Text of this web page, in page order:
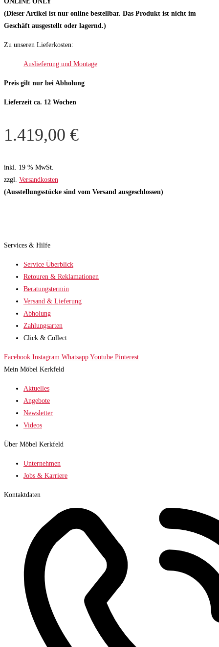
(Dieser Artikel ist nur online bestellbar. Das Produkt ist nicht im
Geschäft ausgestellt oder lagernd.)
Zu unseren Lieferkosten:
Auslieferung und Montage
Preis gilt nur bei Abholung
Lieferzeit ca. 12 Wochen
1.419,00 €
inkl. 19 % MwSt.
zzgl. Versandkosten
(Ausstellungsstücke sind vom Versand ausgeschlossen)
Services & Hilfe
Service Überblick
Retouren & Reklamationen
Beratungstermin
Versand & Lieferung
Abholung
Zahlungsarten
Click & Collect
Facebook Instagram Whatsapp Youtube Pinterest
Mein Möbel Kerkfeld
Aktuelles
Angebote
Newsletter
Videos
Über Möbel Kerkfeld
Unternehmen
Jobs & Karriere
Kontaktdaten